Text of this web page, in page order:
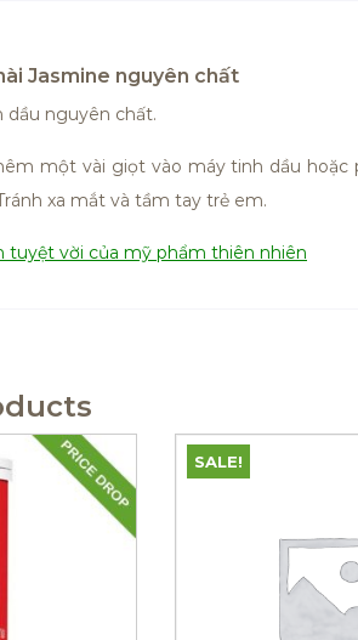
Jasmine nguyên chất
dầu nguyên chất.
một vài giọt vào máy tinh dầu hoặc
xa mắt và tầm tay trẻ em.
tuyệt vời của mỹ phẩm thiên nhiên
SALE!